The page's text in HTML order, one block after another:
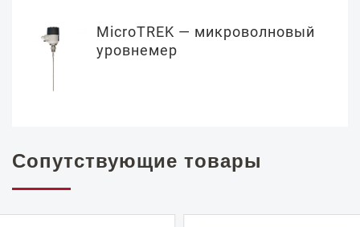
MicroTREK — микроволновый
уровнемер
Сопутствующие товары